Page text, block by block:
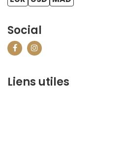
Social
Liens utiles